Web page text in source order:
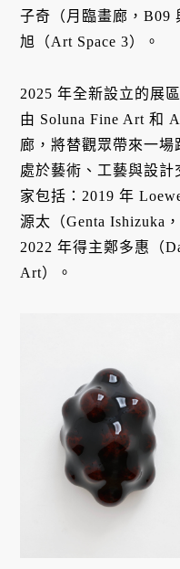
子奇（月臨畫廊，B09
旭（Art Space 3）。
2025 年全新設立的展
由 Soluna Fine Art 和
廊，將替觀眾帶來一
處於藝術、工藝與設
家包括：2019 年
源太（Genta Ishizuka
2022 年得主鄭多惠（
Art）。